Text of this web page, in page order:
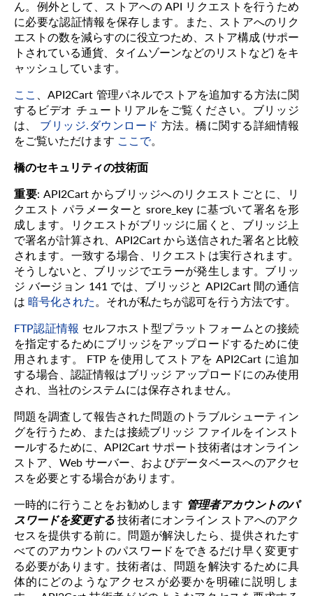
ん。例外として、ストアへの API リクエストを行うため
に必要な認証情報を保存します。また、ストアへのリク
エストの数を減らすのに役立つため、ストア構成 (サポー
トされている通貨、タイムゾーンなどのリストなど) をキ
ャッシュしています。
ここ
、API2Cart 管理パネルでストアを追加する方法に関
するビデオ チュートリアルをご覧ください。ブリッジ
は、 ブリッジ.ダウンロード 方法。橋に関する詳細情報
をご覧いただけます ここで。
橋のセキュリティの技術面
重要: API2Cart からブリッジへのリクエストごとに、リ
クエスト パラメーターと srore_key に基づいて署名を形
成します。リクエストがブリッジに届くと、ブリッジ上
で署名が計算され、API2Cart から送信された署名と比較
されます。一致する場合、リクエストは実行されます。
そうしないと、ブリッジでエラーが発生します。ブリッ
ジ バージョン 141 では、ブリッジと API2Cart 間の通信
は 暗号化された 。それが私たちが認可を行う方法です。
FTP認証情報 セルフホスト型プラットフォームとの接続
を指定するためにブリッジをアップロードするために使
用されます。 FTP を使用してストアを API2Cart に追加
する場合、認証情報はブリッジ アップロードにのみ使用
され、当社のシステムには保存されません。
問題を調査して報告された問題のトラブルシューティン
グを行うため、または接続ブリッジ ファイルをインスト
ールするために、API2Cart サポート技術者はオンライン
ストア、Web サーバー、およびデータベースへのアクセ
スを必要とする場合があります。
一時的に行うことをお勧めします 管理者アカウントのパ
スワードを変更する 技術者にオンライン ストアへのアク
セスを提供する前に。問題が解決したら、提供されたす
べてのアカウントのパスワードをできるだけ早く変更す
る必要があります。技術者は、問題を解決するために具
体的にどのようなアクセスが必要かを明確に説明しま